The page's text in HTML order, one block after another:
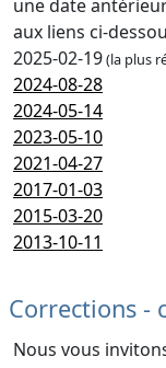
une date
aux liens ci-
2025-02-19(la plus
2024-08-28
2024-05-14
2023-05-10
2021-04-27
2017-01-03
2015-03-20
2013-10-11
Corrections -
Nous vous